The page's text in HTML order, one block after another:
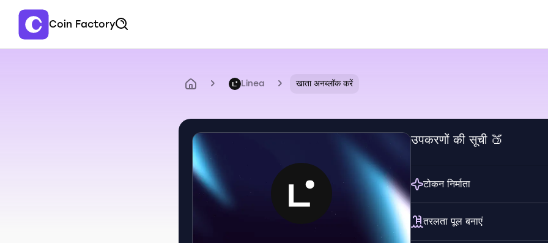
Coin Factory
Linea खाता अनब्लॉक करें
उपकरणों की सूची 🍑
टोकन निर्माता
तरलता पूल बनाएं